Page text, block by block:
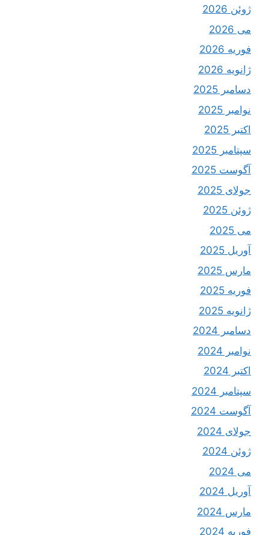
ژوئن 2026
می 2026
فوریه 2026
ژانویه 2026
دسامبر 2025
نوامبر 2025
اکتبر 2025
سپتامبر 2025
آگوست 2025
جولای 2025
ژوئن 2025
می 2025
آوریل 2025
مارس 2025
فوریه 2025
ژانویه 2025
دسامبر 2024
نوامبر 2024
اکتبر 2024
سپتامبر 2024
آگوست 2024
جولای 2024
ژوئن 2024
می 2024
آوریل 2024
مارس 2024
فوریه 2024